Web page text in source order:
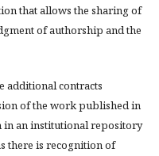
that allows the sharing of
of authorship and the
additional contracts
of the work published in
an institutional repository
there is recognition of